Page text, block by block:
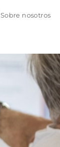
Sobre nosotros